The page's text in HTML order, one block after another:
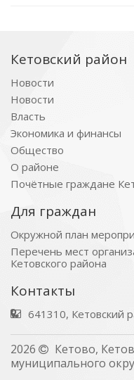
Кетовский район
Новости
Новости
Власть
Экономика и финансы
Общество
О районе
Почётные граждане
Для граждан
Окружной план
Перечень мест
Кетовского района
Контакты
641310, Кетовский
2026
Кетово,
муниципального